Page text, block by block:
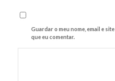
Guardar o meu nome, email e
que eu comentar.